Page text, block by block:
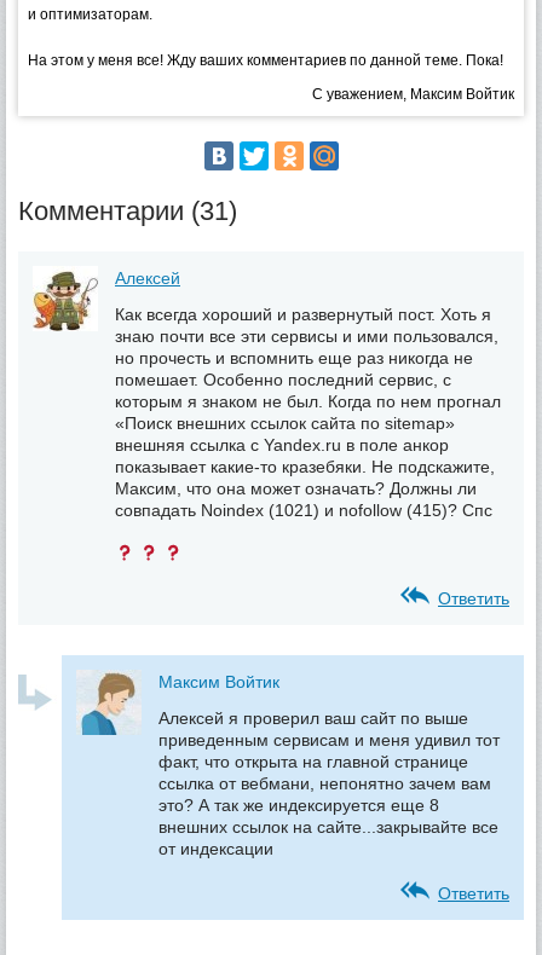
и оптимизаторам.
На этом у меня все! Жду ваших комментариев по данной теме. Пока!
С уважением, Максим Войтик
Комментарии (31)
Алексей
Как всегда хороший и развернутый пост. Хоть я
знаю почти все эти сервисы и ими пользовался,
но прочесть и вспомнить еще раз никогда не
помешает. Особенно последний сервис, с
которым я знаком не был. Когда по нем прогнал
«Поиск внешних ссылок сайта по sitemap»
внешняя ссылка с Yandex.ru в поле анкор
показывает какие-то кразебяки. Не подскажите,
Максим, что она может означать? Должны ли
совпадать Noindex (1021) и nofollow (415)? Спс
Ответить
Максим Войтик
Алексей я проверил ваш сайт по выше
приведенным сервисам и меня удивил тот
факт, что открыта на главной странице
ссылка от вебмани, непонятно зачем вам
это? А так же индексируется еще 8
внешних ссылок на сайте...закрывайте все
от индексации
Ответить